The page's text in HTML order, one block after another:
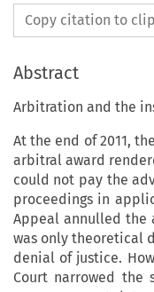
Copy citation to
Abstract
Arbitration and the
At the end of 2011,
arbitral award
could not pay the
proceedings in
Appeal annulled the
was only theoretical
denial of justice.
Court narrowed the